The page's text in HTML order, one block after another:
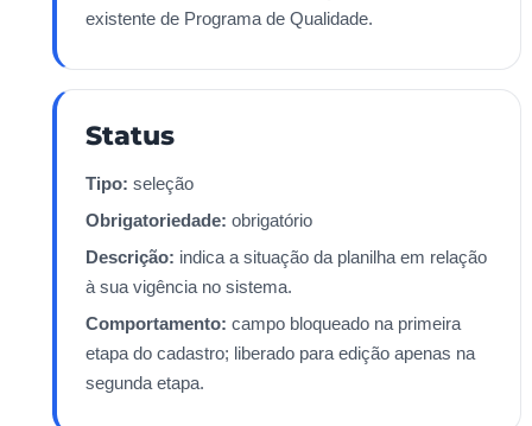
existente de Programa de Qualidade.
Status
Tipo: seleção
Obrigatoriedade: obrigatório
Descrição: indica a situação da planilha em relação
à sua vigência no sistema.
Comportamento: campo bloqueado na primeira
etapa do cadastro; liberado para edição apenas na
segunda etapa.